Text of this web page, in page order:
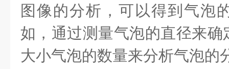
图像的分析，可以得到气泡
如，通过测量气泡的直径来
大小气泡的数量来分析气泡的